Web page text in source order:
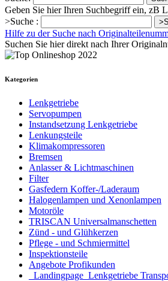
Geben Sie hier Ihren Suchbegriff ein, zB
>Suche :
Hilfe zu der Suche nach
Suchen Sie hier direkt nach Ihrer
Kategorien
Lenkgetriebe
Servopumpen
Instandsetzung Lenkgetriebe
Lenkungsteile
Klimakompressoren
Bremsen
Anlasser & Lichtmaschinen
Filter
Gasfedern Koffer-/Laderaum
Halogenlampen und Xenonlampen
Motoröle
TRISCAN Universalmanschetten
Zünd - und Glühkerzen
Pflege - und Schmiermittel
Inspektionsteile
Angebote Profikunden
_Landingpage_Lenkgetriebe